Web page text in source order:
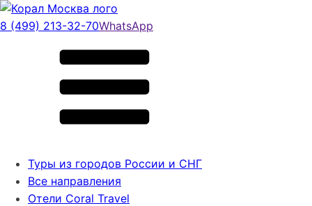
8 (499) 213-32-70WhatsApp
Туры из городов России и СНГ
Все направления
Отели Coral Travel